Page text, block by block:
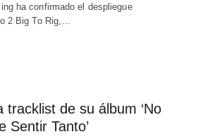
ha confirmado el despliegue
2 Big To Rig,…
tracklist de su álbum ‘No
Sentir Tanto’